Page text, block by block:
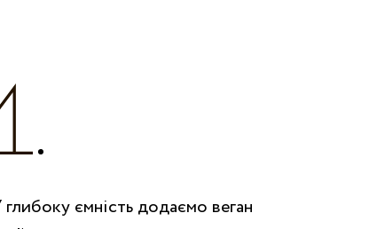
ємність додаємо веган